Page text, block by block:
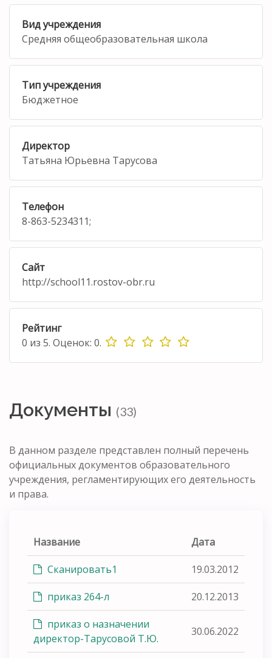
Вид учреждения
Средняя общеобразовательная школа
Тип учреждения
Бюджетное
Директор
Татьяна Юрьевна Тарусова
Телефон
8-863-5234311;
Сайт
http://school11.rostov-obr.ru
Рейтинг
0 из 5. Оценок: 0.
Документы (33)
В данном разделе представлен полный перечень
официальных документов образовательного
учреждения, регламентирующих его деятельность
и права.
Название Дата
Сканировать1 19.03.2012
приказ 264-л 20.12.2013
приказ о назначении
директор-Тарусовой Т.Ю.
30.06.2022